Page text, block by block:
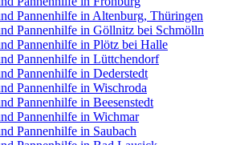
Pannenhilfe in Altenburg, Thüringen
Pannenhilfe in Göllnitz bei Schmölln
Pannenhilfe in Plötz bei Halle
Pannenhilfe in Lüttchendorf
Pannenhilfe in Dederstedt
Pannenhilfe in Wischroda
Pannenhilfe in Beesenstedt
Pannenhilfe in Wichmar
Pannenhilfe in Saubach